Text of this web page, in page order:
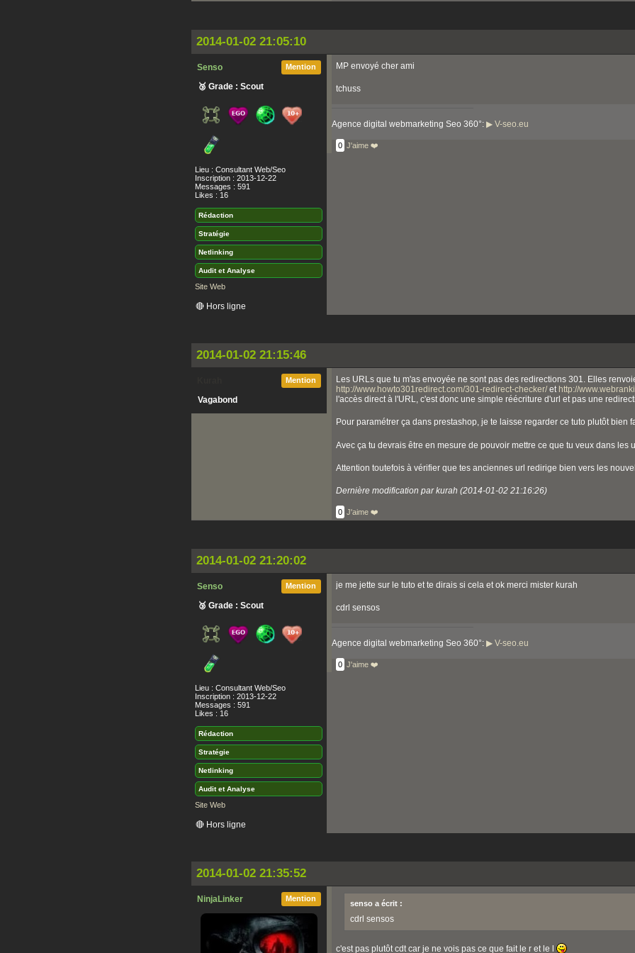
2014-01-02 21:05:10
Mention
Senso
🥉 Grade : Scout
Lieu : Consultant Web/Seo
Inscription : 2013-12-22
Messages : 591
Likes : 16
Rédaction
Stratégie
Netlinking
Audit et Analyse
Site Web
MP envoyé cher ami
tchuss
Agence digital webmarketing Seo 360°: ▶ V-seo.eu
0 J'aime ❤️
🔴 Hors ligne
2014-01-02 21:15:46
Mention
Vagabond
Les URLs que tu m'as envoyée ne sont pas des redirections 301. Elles
http://www.howto301redirect.com/301-redirect-checker/et http://
l'accès direct à l'URL, c'est donc une simple réécriture d'url et pas une
Pour paramétrer ça dans prestashop, je te laisse regarder ce tuto plutôt bien
Avec ça tu devrais être en mesure de pouvoir mettre ce que tu veux dans les
Attention toutefois à vérifier que tes anciennes url redirige bien vers les
Dernière modification par kurah (2014-01-02 21:16:26)
0 J'aime ❤️
2014-01-02 21:20:02
Mention
Senso
🥉 Grade : Scout
Lieu : Consultant Web/Seo
Inscription : 2013-12-22
Messages : 591
Likes : 16
Rédaction
Stratégie
Netlinking
Audit et Analyse
Site Web
je me jette sur le tuto et te dirais si cela et ok merci mister kurah
cdrl sensos
Agence digital webmarketing Seo 360°: ▶ V-seo.eu
0 J'aime ❤️
🔴 Hors ligne
2014-01-02 21:35:52
Mention
NinjaLinker senso a écrit :
cdrl sensos
c'est pas plutôt cdt car je ne vois pas ce que fait le r et le l